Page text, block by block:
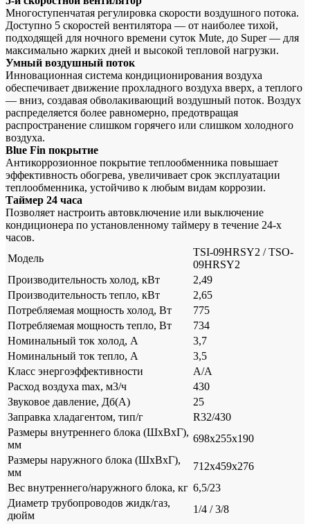
Многоступенчатая регулировка скорости воздушного потока.
Доступно 5 скоростей вентилятора — от наиболее тихой,
подходящей для ночного времени суток Mute, до Super — для
максимально жарких дней и высокой тепловой нагрузки.
Умный воздушный поток
Инновационная система кондиционирования воздуха
обеспечивает движение прохладного воздуха вверх, а теплого
— вниз, создавая обволакивающий воздушный поток. Воздух
распределяется более равномерно, предотвращая
распространение слишком горячего или слишком холодного
воздуха.
Blue Fin покрытие
Антикоррозионное покрытие теплообменника повышает
эффективность обогрева, увеличивает срок эксплуатации
теплообменника, устойчиво к любым видам коррозии.
Таймер 24 часа
Позволяет настроить автовключение или выключение
кондиционера по установленному таймеру в течение 24-х
часов.
Модель
TSI-09HRSY2 / TSO-
09HRSY2
Производительность холод, кВт
2,49
Производительность тепло, кВт
2,65
Потребляемая мощность холод, Вт
775
Потребляемая мощность тепло, Вт
734
Номинальный ток холод, А
3,7
Номинальный ток тепло, А
3,5
Класс энергоэффективности
A/A
Расход воздуха max, м3/ч
430
Звуковое давление, Дб(А)
25
Заправка хладагентом, тип/г
R32/430
Размеры внутреннего блока (ШхВхГ),
мм
698х255х190
Размеры наружного блока (ШхВхГ),
мм
712х459х276
Вес внутреннего/наружного блока, кг 6,5/23
Диаметр трубопроводов жидк/газ,
дюйм
1/4 / 3/8